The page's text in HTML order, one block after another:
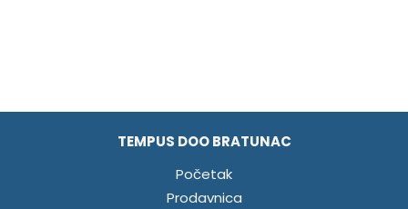
TEMPUS DOO BRATUNAC
Početak
Prodavnica